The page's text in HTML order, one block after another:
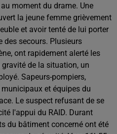
moment du drame. Une
la jeune femme grièvement
et avoir tenté de lui porter
des secours. Plusieurs
ont rapidement alerté les
de la situation, un
Sapeurs-pompiers,
et équipes du
Le suspect refusant de se
l'appui du RAID. Durant
du bâtiment concerné ont été